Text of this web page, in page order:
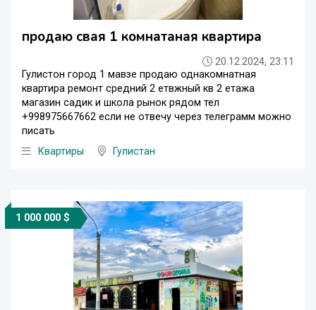
продаю свая 1 комнатаная квартира
20.12.2024, 23:11
Гулистон город 1 мавзе продаю однакомнатная
квартира ремонт средний 2 етвжный кв 2 етажа
магазин садик и школа рынок рядом тел
+998975667662 если не отвечу через телеграмм можно
писать
Квартиры
Гулистан
1 000 000 $